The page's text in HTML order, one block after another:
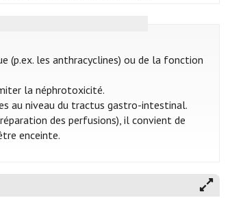
(p.ex. les anthracyclines) ou de la fonction
la néphrotoxicité.
au niveau du tractus gastro-intestinal.
des perfusions), il convient de
enceinte.